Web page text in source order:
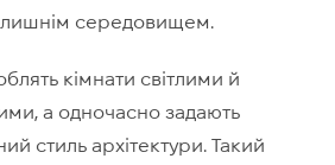
середовищем.
кімнати світлими й
а одночасно задають
стиль архітектури. Такий